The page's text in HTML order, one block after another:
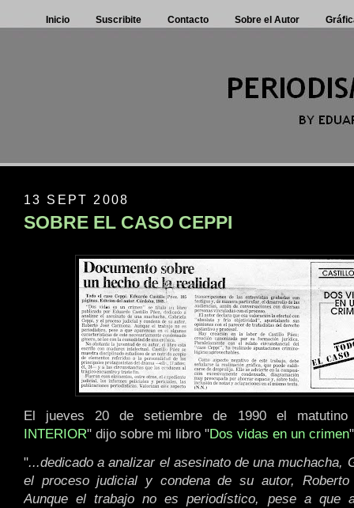
Inicio Suscribite Contacto Sobre el Autor
13 SEPT 2008
SOBRE EL CASO CEPPI
El jueves 20 de setiembre de 1990 el
INTERIOR" dijo sobre mi libro "Dos vidas en un crimen
"...dedicado a analizar el asesinato de una muchacha,
el proceso judicial y condena de su autor, Roberto
Aunque el trabajo no es periodístico, pese a que